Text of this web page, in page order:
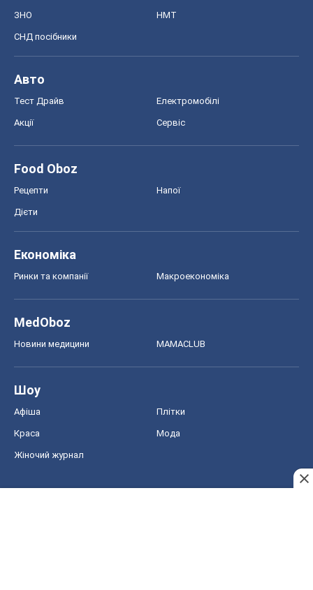
ЗНО НМТ
СНД посібники
Авто
Тест Драйв Електромобілі
Акції Сервіс
Food Oboz
Рецепти Напої
Дієти
Економіка
Ринки та компанії Макроекономіка
MedOboz
Новини медицини MAMACLUB
Шоу
Афіша Плітки
Краса Мода
Жіночий журнал